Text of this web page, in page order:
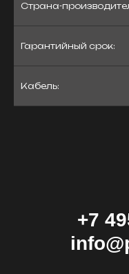
Страна-
Гарантийный срок:
Кабель:
+7